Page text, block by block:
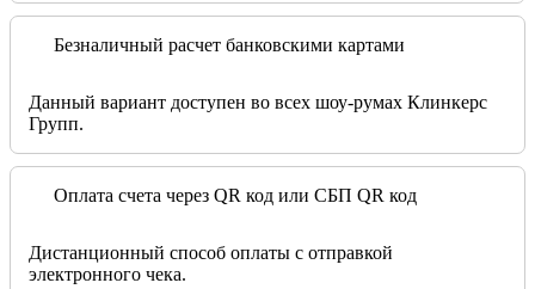
Безналичный расчет банковскими картами
Данный вариант доступен во всех шоу-румах Клинкерс
Групп.
Оплата счета через QR код или СБП QR код
Дистанционный способ оплаты с отправкой
электронного чека.